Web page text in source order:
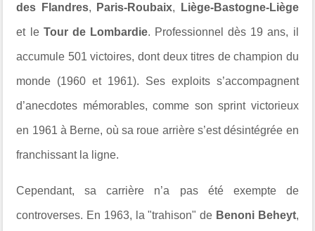
des Flandres, Paris-Roubaix, Liège-Bastogne-Liège
et leTour de Lombardie. Professionnel dès 19 ans, il
accumule 501 victoires, dont deux titres de champion du
monde (1960 et 1961). Ses exploits s’accompagnent
d’anecdotes mémorables, comme son sprint victorieux
en 1961 à Berne, où sa roue arrière s’est désintégrée en
franchissant la ligne.
Cependant, sa carrière n’a pas été exempte de
controverses. En 1963, la "trahison" de Benoni Beheyt,